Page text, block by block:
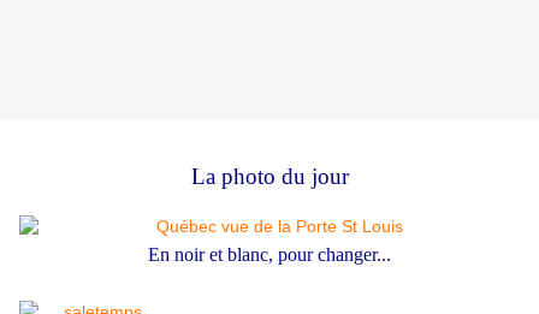
La photo du jour
En noir et blanc, pour changer...